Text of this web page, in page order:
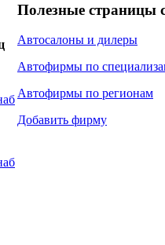
Полезные страницы
Автосалоны и дилеры
Автофирмы по
Автофирмы по регионам
Добавить фирму